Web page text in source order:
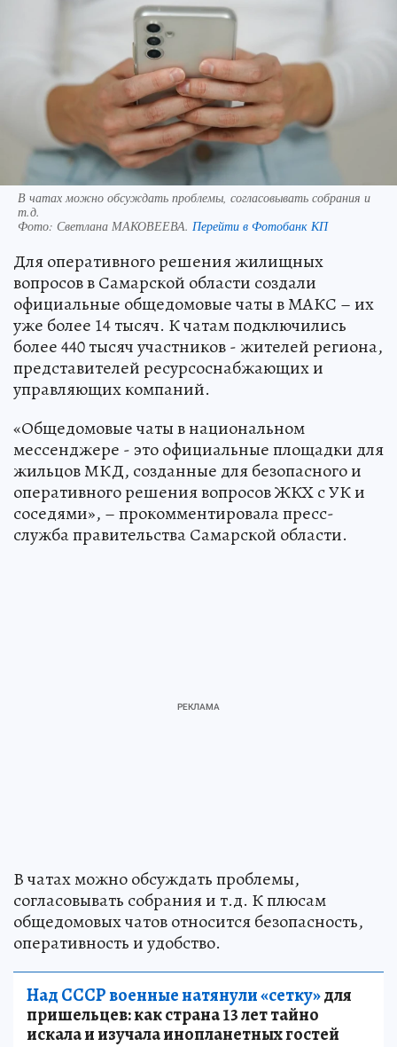
В чатах можно обсуждать проблемы, согласовывать собрания и
т.д.
Фото: Светлана МАКОВЕЕВА. Перейти в Фотобанк КП
Для оперативного решения жилищных
вопросов в Самарской области создали
официальные общедомовые чаты в МАКС – их
уже более 14 тысяч. К чатам подключились
более 440 тысяч участников - жителей региона,
представителей ресурсоснабжающих и
управляющих компаний.
«Общедомовые чаты в национальном
мессенджере - это официальные площадки для
жильцов МКД, созданные для безопасного и
оперативного решения вопросов ЖКХ с УК и
соседями», – прокомментировала пресс-
служба правительства Самарской области.
В чатах можно обсуждать проблемы,
согласовывать собрания и т.д. К плюсам
общедомовых чатов относится безопасность,
оперативность и удобство.
Над СССР военные натянули «сетку»для
пришельцев: как страна 13 лет тайно
искала и изучала инопланетных гостей